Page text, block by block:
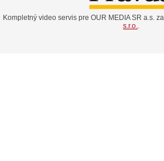
Kompletný video servis pre OUR MEDIA SR a.s.
s.r.o..